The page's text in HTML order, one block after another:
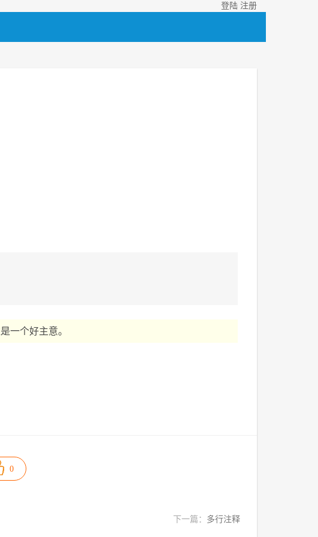
登陆 注册
一个好主意。
0
下一篇： 多行注释